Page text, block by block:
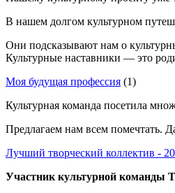
В нашем долгом культурном
Они подсказывают нам о
Культурные наставники — это
Моя будущая профессия (1)
Культурная команда посетила
Предлагаем нам всем помечтать.
Лучший творческий коллектив -
Участник культурной команды